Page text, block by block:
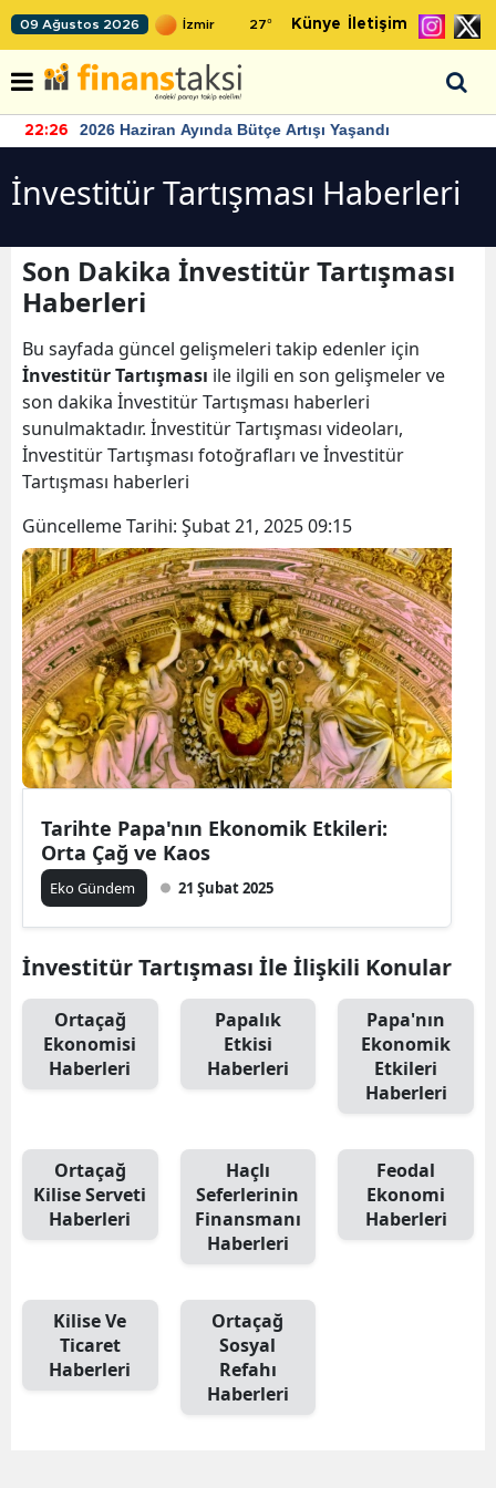
09 Ağustos 2026 27° Künye İletişim
22:26 2026 Haziran Ayında Bütçe Artışı Yaşandı
İnvestitür Tartışması Haberleri
Son Dakika İnvestitür Tartışması
Haberleri
Bu sayfada güncel gelişmeleri takip edenler için
İnvestitür Tartışması ile ilgili en son gelişmeler ve
son dakika İnvestitür Tartışması haberleri
sunulmaktadır. İnvestitür Tartışması videoları,
İnvestitür Tartışması fotoğrafları ve İnvestitür
Tartışması haberleri
Güncelleme Tarihi: Şubat 21, 2025 09:15
Tarihte Papa'nın Ekonomik Etkileri:
Orta Çağ ve Kaos
Eko Gündem 21 Şubat 2025
İnvestitür Tartışması İle İlişkili Konular
Ortaçağ
Ekonomisi
Haberleri
Papalık
Etkisi
Haberleri
Papa'nın
Ekonomik
Etkileri
Haberleri
Ortaçağ
Kilise Serveti
Haberleri
Haçlı
Seferlerinin
Finansmanı
Haberleri
Feodal
Ekonomi
Haberleri
Kilise Ve
Ticaret
Haberleri
Ortaçağ
Sosyal
Refahı
Haberleri